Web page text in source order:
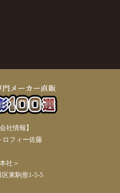
社情報】
ロフィー佐藤
社＞
東駒形1-5-5